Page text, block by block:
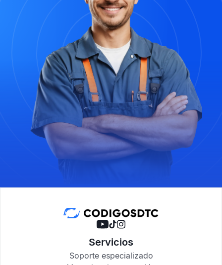
Servicios
Soporte especializado